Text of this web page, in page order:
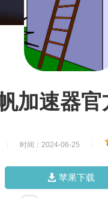
加速器官
时间：2024-06-25
苹果下载